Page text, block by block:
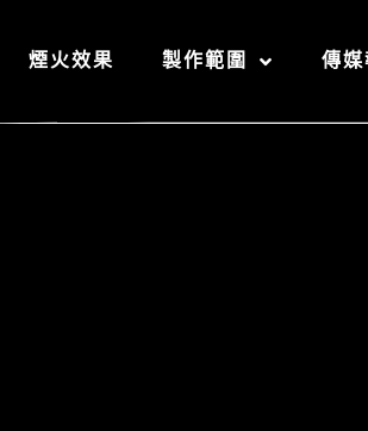
煙火效果 製作範圍 傳